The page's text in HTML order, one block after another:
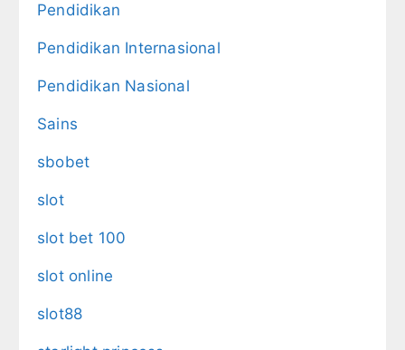
Pendidikan
Pendidikan Internasional
Pendidikan Nasional
Sains
sbobet
slot
slot bet 100
slot online
slot88